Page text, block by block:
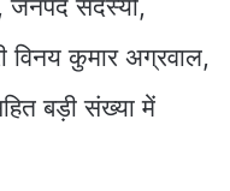
जनपद सदस्यों,
विनय कुमार अग्रवाल,
बड़ी संख्या में